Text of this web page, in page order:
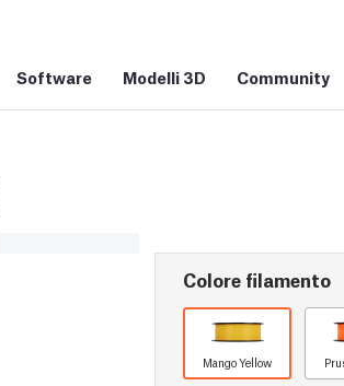
Software Modelli 3D Community
Colore filamento
Mango Yellow